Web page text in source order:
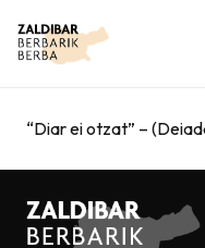
“Diar ei otzat” –